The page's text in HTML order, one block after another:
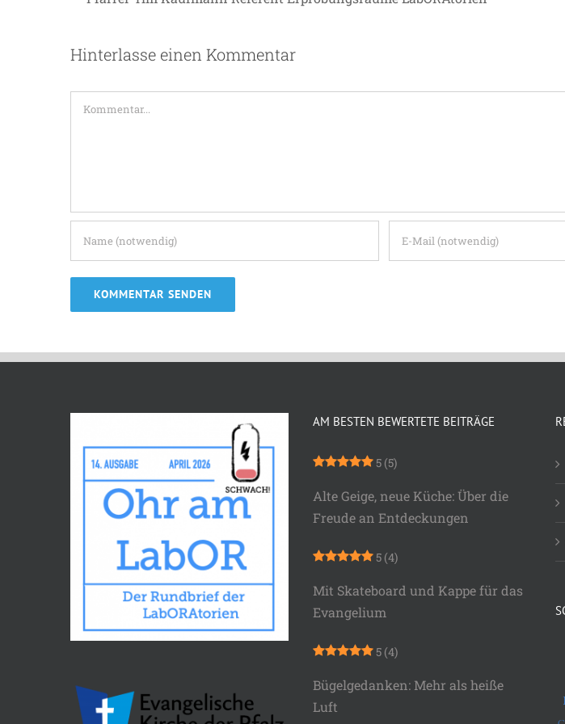
Hinterlasse einen Kommentar
AM BESTEN BEWERTETE BEITRÄGE
5 (5)
Alte Geige, neue Küche: Über die
Freude an Entdeckungen
5 (4)
Mit Skateboard und Kappe für das
Evangelium
5 (4)
Bügelgedanken: Mehr als heiße
Luft